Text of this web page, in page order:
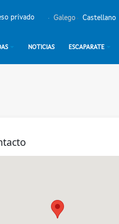
Galego Castellano
privado
NOTICIAS ESCAPARATE